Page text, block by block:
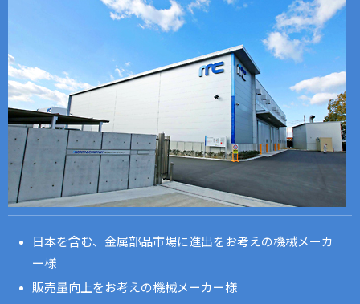
日本を含む、金属部品市場に進出をお考えの機械メーカ
ー様
販売量向上をお考えの機械メーカー様